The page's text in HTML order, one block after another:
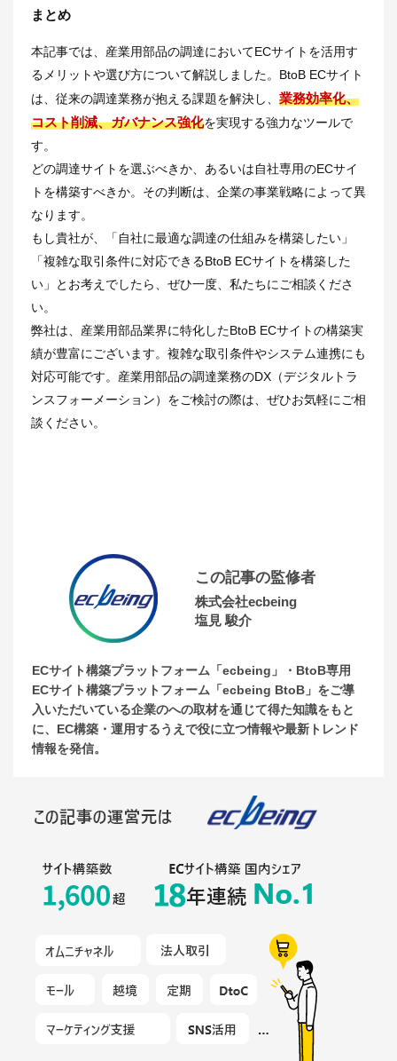
まとめ
本記事では、産業用部品の調達においてECサイトを活用す
るメリットや選び方について解説しました。BtoB ECサイト
は、従来の調達業務が抱える課題を解決し、 業務効率化、
コスト削減、ガバナンス強化を実現する強力なツールで
す。
どの調達サイトを選ぶべきか、あるいは自社専用のECサイ
トを構築すべきか。その判断は、企業の事業戦略によって異
なります。
もし貴社が、「自社に最適な調達の仕組みを構築したい」
「複雑な取引条件に対応できるBtoB ECサイトを構築した
い」とお考えでしたら、ぜひ一度、私たちにご相談くださ
い。
弊社は、産業用部品業界に特化したBtoB ECサイトの構築実
績が豊富にございます。複雑な取引条件やシステム連携にも
対応可能です。産業用部品の調達業務のDX（デジタルトラ
ンスフォーメーション）をご検討の際は、ぜひお気軽にご相
談ください。
この記事の監修者
株式会社ecbeing
塩見 駿介
ECサイト構築プラットフォーム「ecbeing」・BtoB専用
ECサイト構築プラットフォーム「ecbeing BtoB」をご導
入いただいている企業のへの取材を通じて得た知識をもと
に、EC構築・運用するうえで役に立つ情報や最新トレンド
情報を発信。